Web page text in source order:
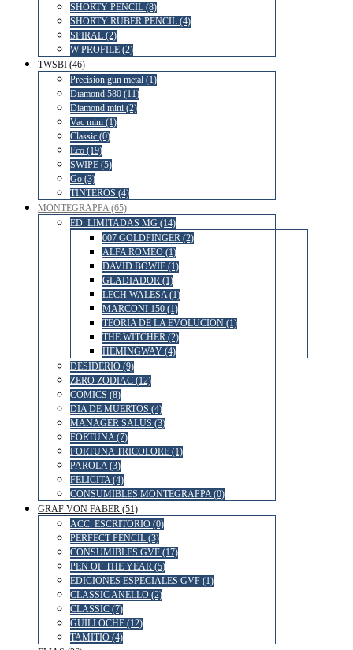
SHORTY PENCIL (8)
SHORTY RUBER PENCIL (4)
SPIRAL (2)
W PROFILE (2)
TWSBI (46)
Precision gun metal (1)
Diamond 580 (11)
Diamond mini (2)
Vac mini (1)
Classic (0)
Eco (19)
SWIPE (5)
Go (3)
TINTEROS (4)
MONTEGRAPPA (65)
ED. LIMITADAS MG (14)
007 GOLDFINGER (2)
ALFA ROMEO (1)
DAVID BOWIE (1)
GLADIADOR (1)
LECH WALESA (1)
MARCONI 150 (1)
TEORIA DE LA EVOLUCION (1)
THE WITCHER (2)
HEMINGWAY (4)
DESIDERIO (9)
ZERO ZODIAC (12)
COMICS (8)
DIA DE MUERTOS (4)
MANAGER SALUS (3)
FORTUNA (7)
FORTUNA TRICOLORE (1)
PAROLA (3)
FELICITA (4)
CONSUMIBLES MONTEGRAPPA (0)
GRAF VON FABER (51)
ACC. ESCRITORIO (0)
PERFECT PENCIL (3)
CONSUMIBLES GVF (17)
PEN OF THE YEAR (5)
EDICIONES ESPECIALES GVF (1)
CLASSIC ANELLO (2)
CLASSIC (7)
GUILLOCHE (12)
TAMITIO (4)